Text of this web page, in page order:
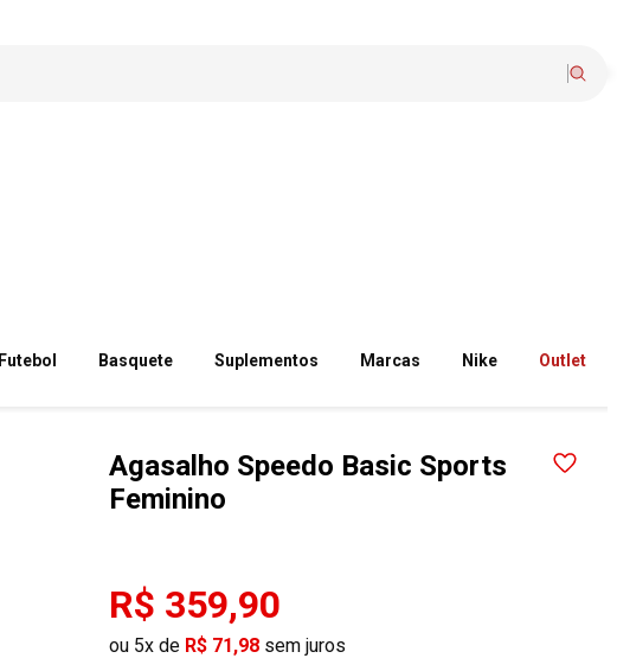
Futebol Basquete Suplementos Marcas Nike Outlet
Agasalho Speedo Basic Sports
Feminino
R$ 359,90
ou 5x de R$ 71,98 sem juros